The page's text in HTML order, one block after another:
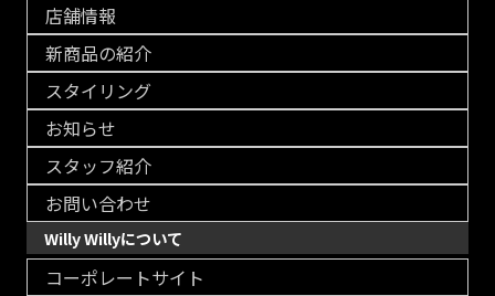
店舗情報
新商品の紹介
スタイリング
お知らせ
スタッフ紹介
お問い合わせ
Willy Willyについて
コーポレートサイト